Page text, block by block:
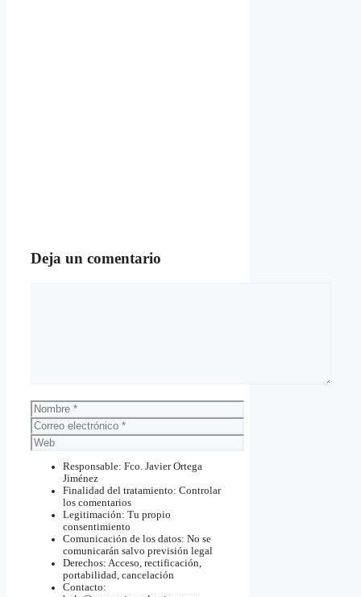
Deja un comentario
Nombre
Correo
electrónico
Web
Responsable: Fco. Javier Ortega
Jiménez
Finalidad del tratamiento: Controlar
los comentarios
Legitimación: Tu propio
consentimiento
Comunicación de los datos: No se
comunicarán salvo previsión legal
Derechos: Acceso, rectificación,
portabilidad, cancelación
Contacto: